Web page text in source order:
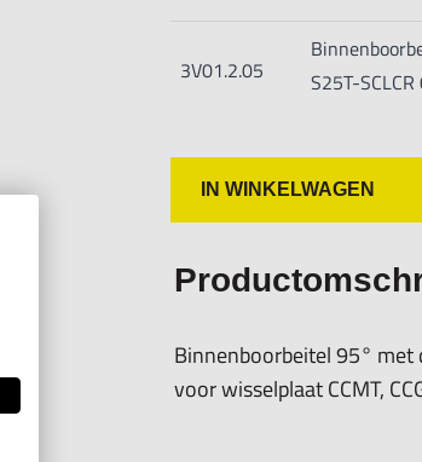
3V01.2.05
S25T-SCLCR
IN WINKELWAGEN
Binnenboorbeitel 95°
voor wisselplaat CCMT,